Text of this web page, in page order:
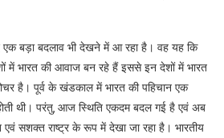
बड़ा बदलाव भी देखने में आ रहा है। वह यह कि
में भारत की आवाज बन रहे हैं इससे इन देशों में भारत
है। पूर्व के खंडकाल में भारत की पहिचान एक
थी। परंतु, आज स्थिति एकदम बदल गई है एवं अब
सशक्त राष्ट्र के रूप में देखा जा रहा है। भारतीय